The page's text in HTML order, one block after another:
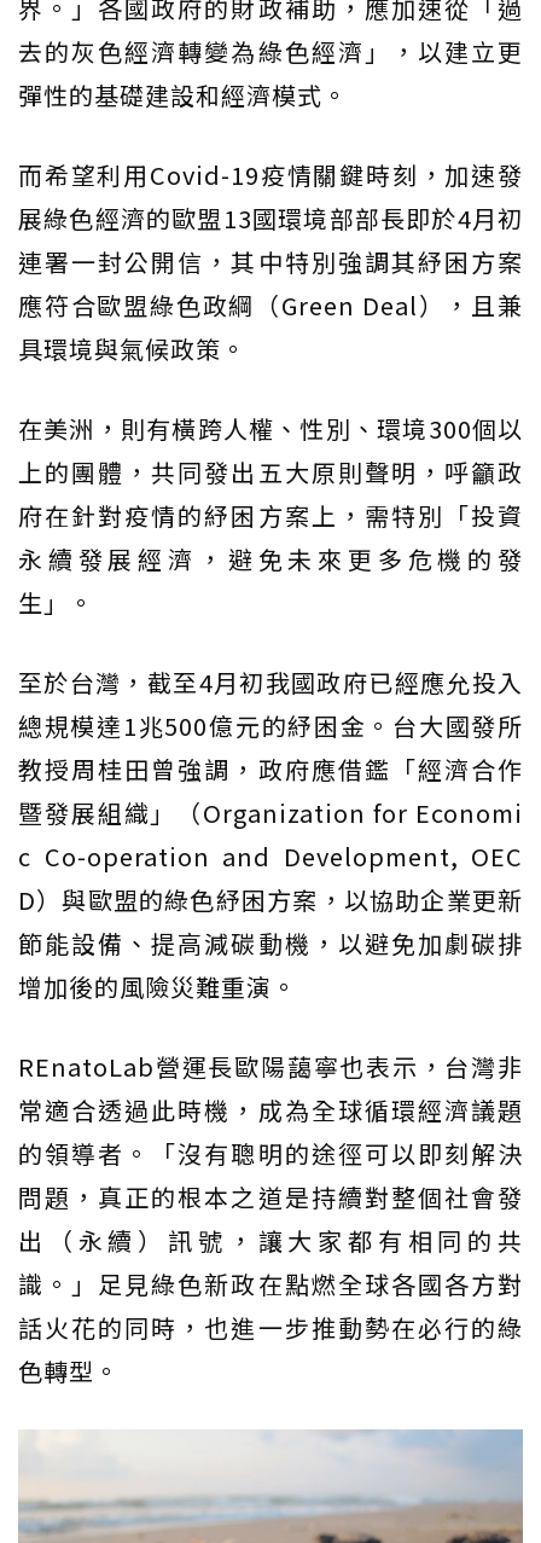
界。」各國政府的財政補助，應加速從「過
去的灰色經濟轉變為綠色經濟」，以建立更
彈性的基礎建設和經濟模式。
而希望利用Covid-19疫情關鍵時刻，加速發
展綠色經濟的歐盟13國環境部部長即於4月初
連署一封公開信，其中特別強調其紓困方案
應符合歐盟綠色政綱（Green Deal），且兼
具環境與氣候政策。
在美洲，則有橫跨人權、性別、環境300個以
上的團體，共同發出五大原則聲明，呼籲政
府在針對疫情的紓困方案上，需特別「投資
永續發展經濟，避免未來更多危機的發
生」。
至於台灣，截至4月初我國政府已經應允投入
總規模達1兆500億元的紓困金。台大國發所
教授周桂田曾強調，政府應借鑑「經濟合作
暨發展組織」（Organization for Economi
c Co-operation and Development, OEC
D）與歐盟的綠色紓困方案，以協助企業更新
節能設備、提高減碳動機，以避免加劇碳排
增加後的風險災難重演。
REnatoLab營運長歐陽藹寧也表示，台灣非
常適合透過此時機，成為全球循環經濟議題
的領導者。「沒有聰明的途徑可以即刻解決
問題，真正的根本之道是持續對整個社會發
出（永續）訊號，讓大家都有相同的共
識。」足見綠色新政在點燃全球各國各方對
話火花的同時，也進一步推動勢在必行的綠
色轉型。